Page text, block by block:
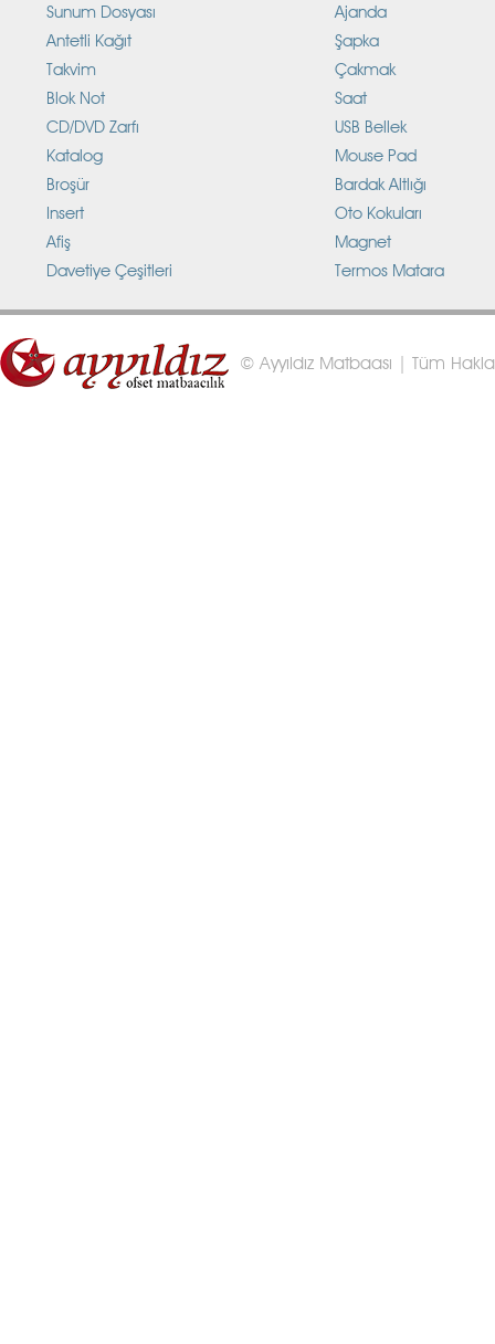
Sunum Dosyası
Antetli Kağıt
Takvim
Blok Not
CD/DVD Zarfı
Katalog
Broşür
Insert
Afiş
Davetiye Çeşitleri
Ajanda
Şapka
Çakmak
Saat
USB Bellek
Mouse Pad
Bardak Altlığı
Oto Kokuları
Magnet
Termos Matara
© Ayyıldız Matbaası | Tüm